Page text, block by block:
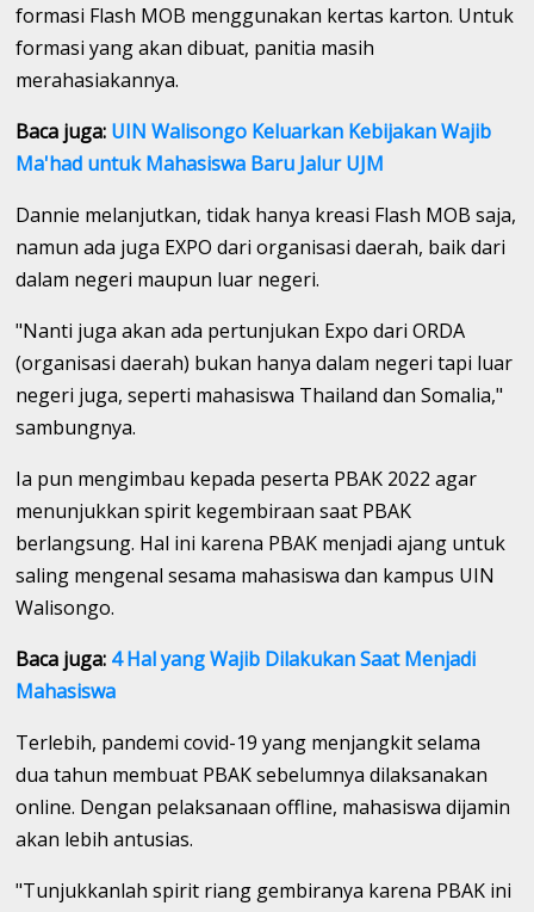
formasi Flash MOB menggunakan kertas karton. Untuk
formasi yang akan dibuat, panitia masih
merahasiakannya.
Baca juga: UIN Walisongo Keluarkan Kebijakan Wajib
Ma'had untuk Mahasiswa Baru Jalur UJM
Dannie melanjutkan, tidak hanya kreasi Flash MOB saja,
namun ada juga EXPO dari organisasi daerah, baik dari
dalam negeri maupun luar negeri.
"Nanti juga akan ada pertunjukan Expo dari ORDA
(organisasi daerah) bukan hanya dalam negeri tapi luar
negeri juga, seperti mahasiswa Thailand dan Somalia,"
sambungnya.
Ia pun mengimbau kepada peserta PBAK 2022 agar
menunjukkan spirit kegembiraan saat PBAK
berlangsung. Hal ini karena PBAK menjadi ajang untuk
saling mengenal sesama mahasiswa dan kampus UIN
Walisongo.
Baca juga: 4 Hal yang Wajib Dilakukan Saat Menjadi
Mahasiswa
Terlebih, pandemi covid-19 yang menjangkit selama
dua tahun membuat PBAK sebelumnya dilaksanakan
online. Dengan pelaksanaan offline, mahasiswa dijamin
akan lebih antusias.
"Tunjukkanlah spirit riang gembiranya karena PBAK ini